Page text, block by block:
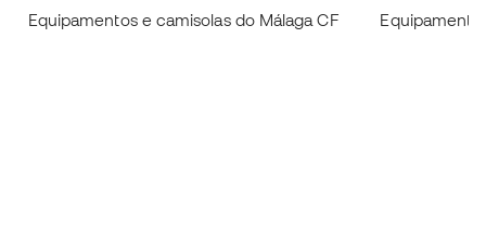
Equipamentos e camisolas do Málaga CF